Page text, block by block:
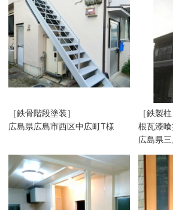
［鉄骨階段塗装］
広島県広島市西区中広町T様
［鉄製
根瓦漆喰
広島県